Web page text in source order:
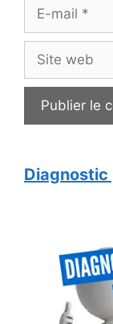
mail
web